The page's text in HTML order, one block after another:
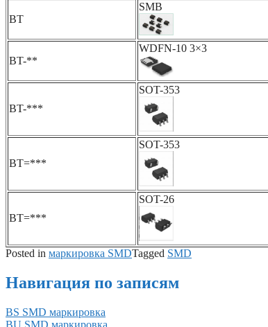
BT
SMB
BT-**
WDFN-10 3×3
BT-***
SOT-353
BT=***
SOT-353
BT=***
SOT-26
Posted in маркировка SMDTagged SMD
Навигация по записям
BS SMD маркировка
BU SMD маркировка